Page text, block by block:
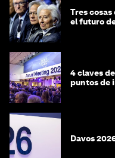
Tres
el futuro
4 claves
puntos de
Davos